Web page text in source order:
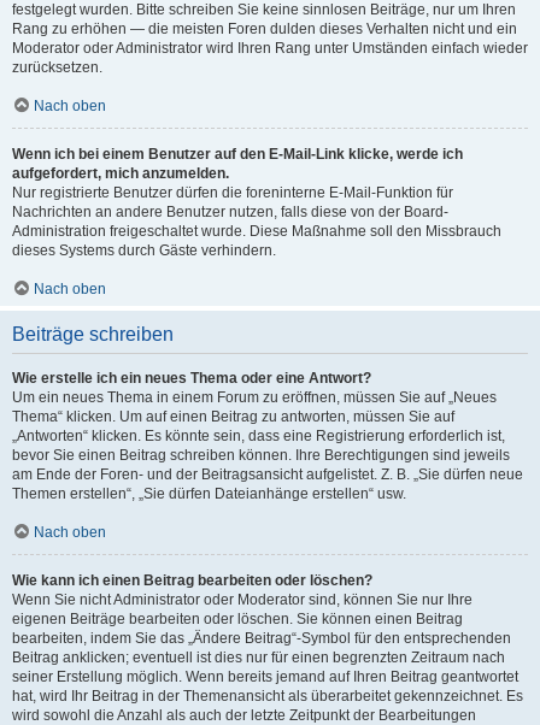
festgelegt wurden. Bitte schreiben Sie keine sinnlosen Beiträge, nur um Ihren
Rang zu erhöhen — die meisten Foren dulden dieses Verhalten nicht und ein
Moderator oder Administrator wird Ihren Rang unter Umständen einfach wieder
zurücksetzen.
Nach oben
Wenn ich bei einem Benutzer auf den E-Mail-Link klicke, werde ich
aufgefordert, mich anzumelden.
Nur registrierte Benutzer dürfen die foreninterne E-Mail-Funktion für
Nachrichten an andere Benutzer nutzen, falls diese von der Board-
Administration freigeschaltet wurde. Diese Maßnahme soll den Missbrauch
dieses Systems durch Gäste verhindern.
Nach oben
Beiträge schreiben
Wie erstelle ich ein neues Thema oder eine Antwort?
Um ein neues Thema in einem Forum zu eröffnen, müssen Sie auf „Neues
Thema“ klicken. Um auf einen Beitrag zu antworten, müssen Sie auf
„Antworten“ klicken. Es könnte sein, dass eine Registrierung erforderlich ist,
bevor Sie einen Beitrag schreiben können. Ihre Berechtigungen sind jeweils
am Ende der Foren- und der Beitragsansicht aufgelistet. Z. B. „Sie dürfen neue
Themen erstellen“, „Sie dürfen Dateianhänge erstellen“ usw.
Nach oben
Wie kann ich einen Beitrag bearbeiten oder löschen?
Wenn Sie nicht Administrator oder Moderator sind, können Sie nur Ihre
eigenen Beiträge bearbeiten oder löschen. Sie können einen Beitrag
bearbeiten, indem Sie das „Ändere Beitrag“-Symbol für den entsprechenden
Beitrag anklicken; eventuell ist dies nur für einen begrenzten Zeitraum nach
seiner Erstellung möglich. Wenn bereits jemand auf Ihren Beitrag geantwortet
hat, wird Ihr Beitrag in der Themenansicht als überarbeitet gekennzeichnet. Es
wird sowohl die Anzahl als auch der letzte Zeitpunkt der Bearbeitungen